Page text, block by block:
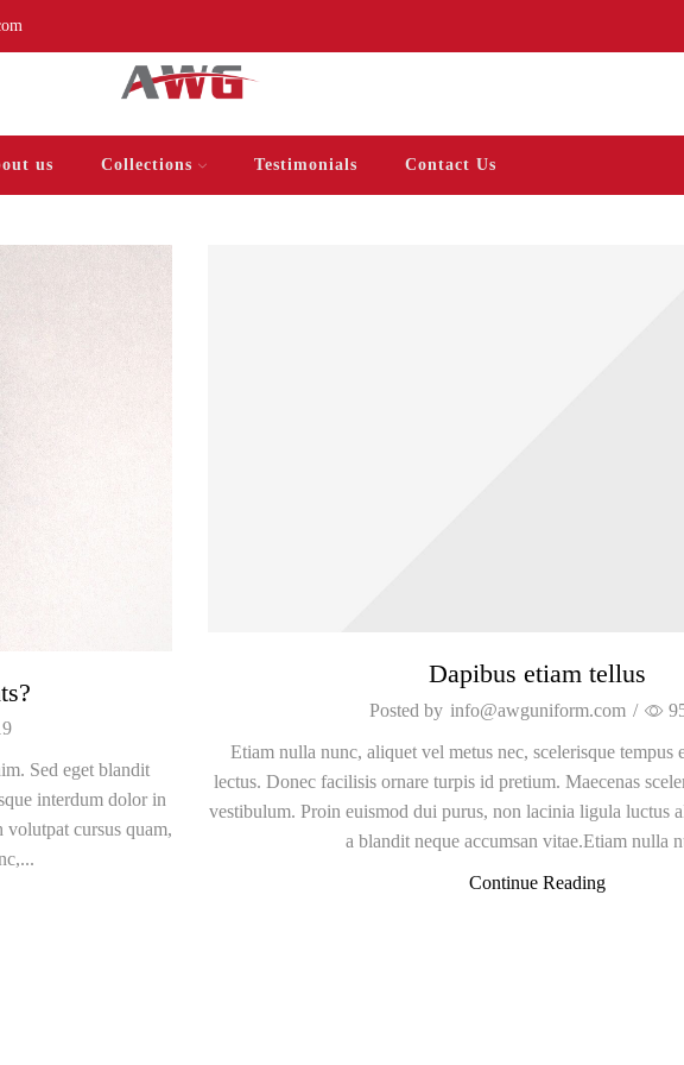
us Collections Testimonials Contact Us
Sed eget blandit
interdum dolor in
cursus quam,
Dapibus etiam tellus
Posted by info@awguniform.com /
Etiam nulla nunc, aliquet vel metus nec, scelerisque tempus
lectus. Donec facilisis ornare turpis id pretium. Maecenas
vestibulum. Proin euismod dui purus, non lacinia ligula luctus
a blandit neque accumsan vitae.Etiam nulla
Continue Reading